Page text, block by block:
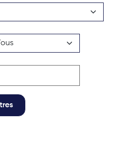
acteur du plan national